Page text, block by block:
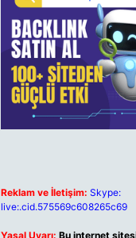
Reklam ve İletişim: Skype:
live:.cid.575569c608265c69
Yasal Uyarı: Bu internet